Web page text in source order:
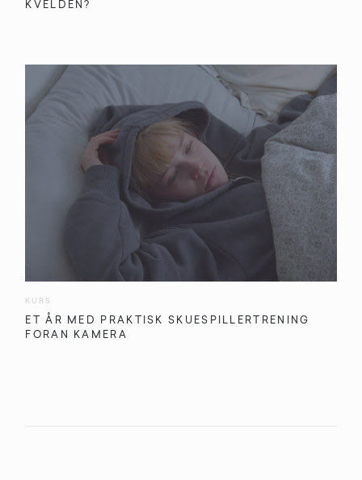
KVELDEN?
KURS
ET ÅR MED PRAKTISK SKUESPILLERTRENING
FORAN KAMERA